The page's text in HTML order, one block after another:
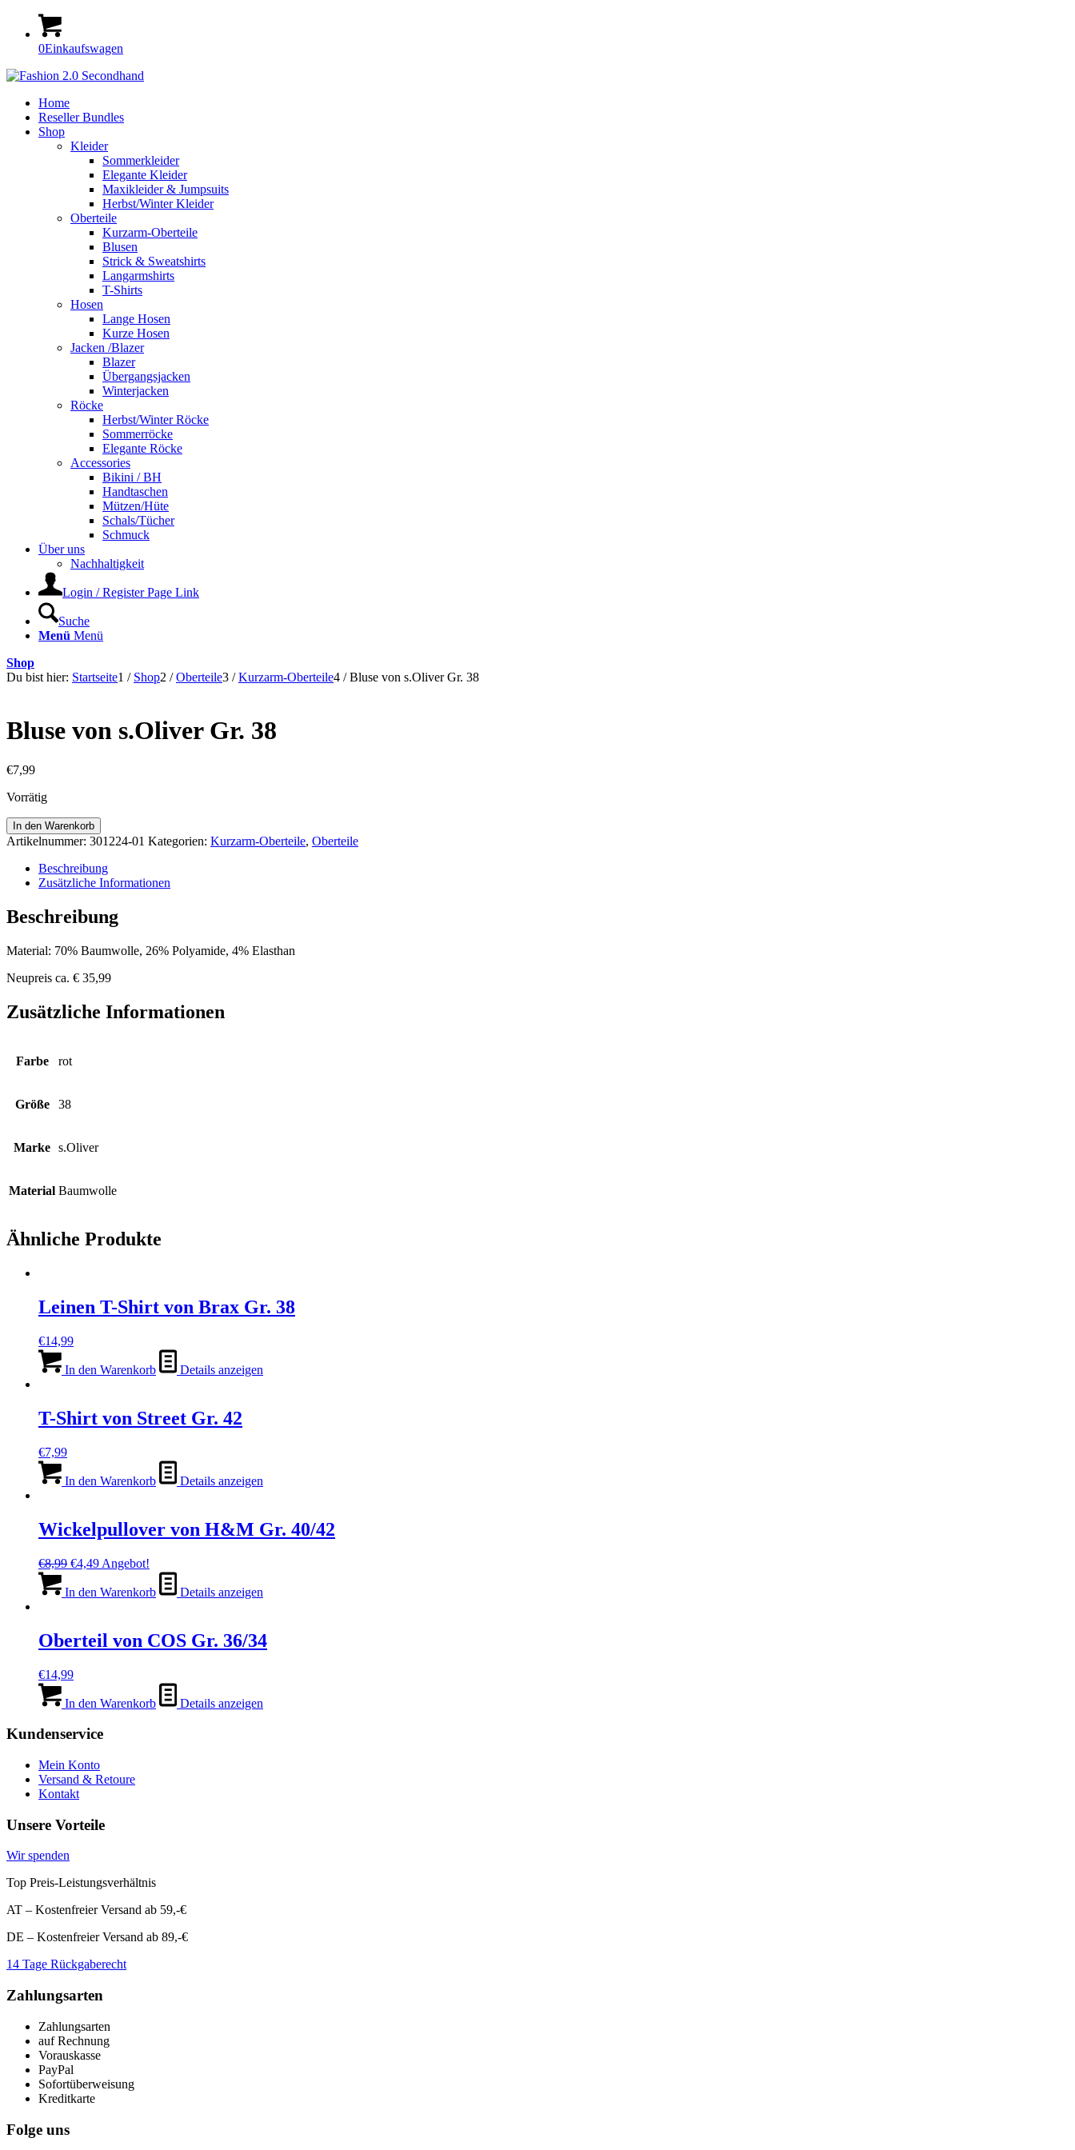
0Einkaufswagen
Home
Reseller Bundles
Shop
Kleider
Sommerkleider
Elegante Kleider
Maxikleider & Jumpsuits
Herbst/Winter Kleider
Oberteile
Kurzarm-Oberteile
Blusen
Strick & Sweatshirts
Langarmshirts
T-Shirts
Hosen
Lange Hosen
Kurze Hosen
Jacken /Blazer
Blazer
Übergangsjacken
Winterjacken
Röcke
Herbst/Winter Röcke
Sommerröcke
Elegante Röcke
Accessories
Bikini / BH
Handtaschen
Mützen/Hüte
Schals/Tücher
Schmuck
Über uns
Nachhaltigkeit
Login / Register Page Link
Suche
Menü Menü
Shop
Du bist hier: Startseite1 / Shop2 / Oberteile3 / Kurzarm-Oberteile4 / Bluse von s.Oliver Gr. 38
Bluse von s.Oliver Gr. 38
€7,99
Vorrätig
Bluse
von
In den Warenkorb
Artikelnummer: 301224-01 Kategorien: Kurzarm-Oberteile, Oberteile
Beschreibung
Zusätzliche Informationen
Beschreibung
Material: 70% Baumwolle, 26% Polyamide, 4% Elasthan
Neupreis ca. € 35,99
Zusätzliche Informationen
Farbe rot
Größe 38
Marke s.Oliver
Material Baumwolle
Ähnliche Produkte
Leinen T-Shirt von Brax Gr. 38
€14,99
In den Warenkorb Details anzeigen
T-Shirt von Street Gr. 42
€7,99
In den Warenkorb Details anzeigen
Wickelpullover von H&M Gr. 40/42
€8,99 Ursprünglicher
war:
€4,49Aktueller
ist:
Angebot!
In den Warenkorb Details anzeigen
Oberteil von COS Gr. 36/34
€14,99
In den Warenkorb Details anzeigen
Kundenservice
Mein Konto
Versand & Retoure
Kontakt
Unsere Vorteile
Wir spenden
Top Preis-Leistungsverhältnis
AT – Kostenfreier Versand ab 59,-€
DE – Kostenfreier Versand ab 89,-€
14 Tage Rückgaberecht
Zahlungsarten
Zahlungsarten
auf Rechnung
Vorauskasse
PayPal
Sofortüberweisung
Kreditkarte
Folge uns